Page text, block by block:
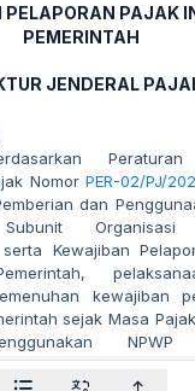
PELAPORAN PAJAK
PEMERINTAH
JENDERAL
Peraturan
NomorPER-02/PJ/
dan
Organisasi
Kewajiban
kewajiban
sejak Masa
NPWP